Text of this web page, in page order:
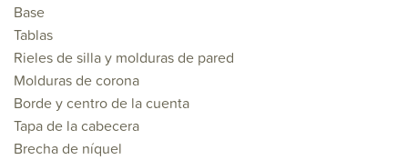
Base
Tablas
Rieles de silla y molduras de pared
Molduras de corona
Borde y centro de la cuenta
Tapa de la cabecera
Brecha de níquel